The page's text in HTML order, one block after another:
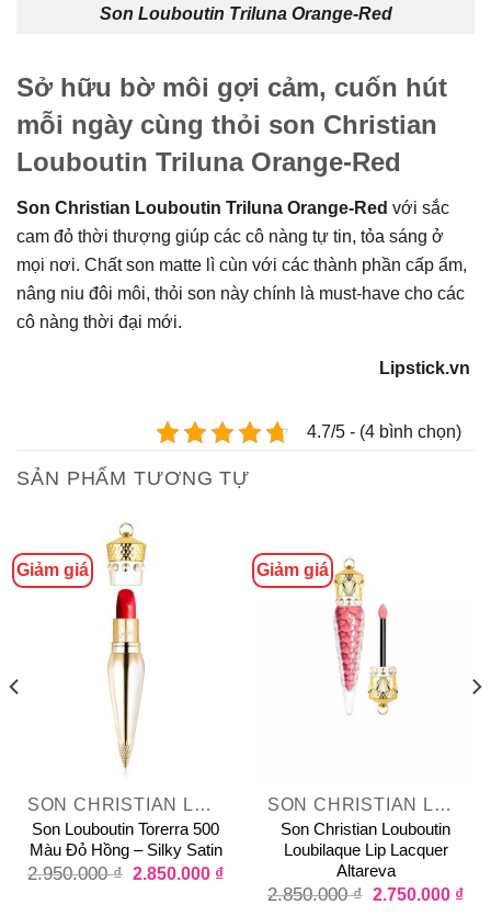
Son Louboutin Triluna Orange-Red
Sở hữu bờ môi gợi cảm, cuốn hút
mỗi ngày cùng thỏi son Christian
Louboutin Triluna Orange-Red
Son Christian Louboutin Triluna Orange-Red với sắc
cam đỏ thời thượng giúp các cô nàng tự tin, tỏa sáng ở
mọi nơi. Chất son matte lì cùn với các thành phần cấp ẩm,
nâng niu đôi môi, thỏi son này chính là must-have cho các
cô nàng thời đại mới.
Lipstick.vn
4.7/5 - (4 bình chọn)
SẢN PHẨM TƯƠNG TỰ
Giảm giá
SON CHRISTIAN LOUBOUTIN SILKY SATIN
Son Louboutin Torerra 500
Màu Đỏ Hồng – Silky Satin
2.950.000₫ 2.850.000 ₫
Giảm giá
SON CHRISTIAN LOUBOUTIN LOUBILAQUE LIP LACQUER
Son Christian Louboutin
Loubilaque Lip Lacquer
Altareva
2.850.000₫ 2.750.000 ₫